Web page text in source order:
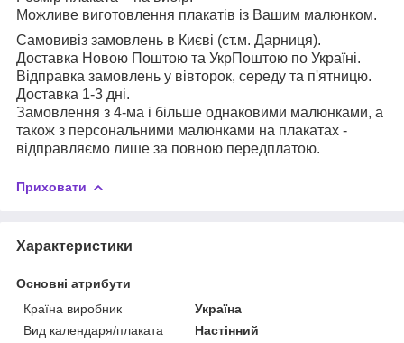
Можливе виготовлення плакатів із Вашим малюнком.
Самовивіз замовлень в Києві (ст.м. Дарниця).
Доставка Новою Поштою та УкрПоштою по Україні.
Відправка замовлень у вівторок, середу та п'ятницю.
Доставка 1-3 дні.
Замовлення з 4-ма і більше однаковими малюнками, а
також з персональними малюнками на плакатах -
відправляємо лише за повною передплатою.
Приховати
Характеристики
Основні атрибути
Країна виробник
Україна
Вид календаря/плаката
Настінний